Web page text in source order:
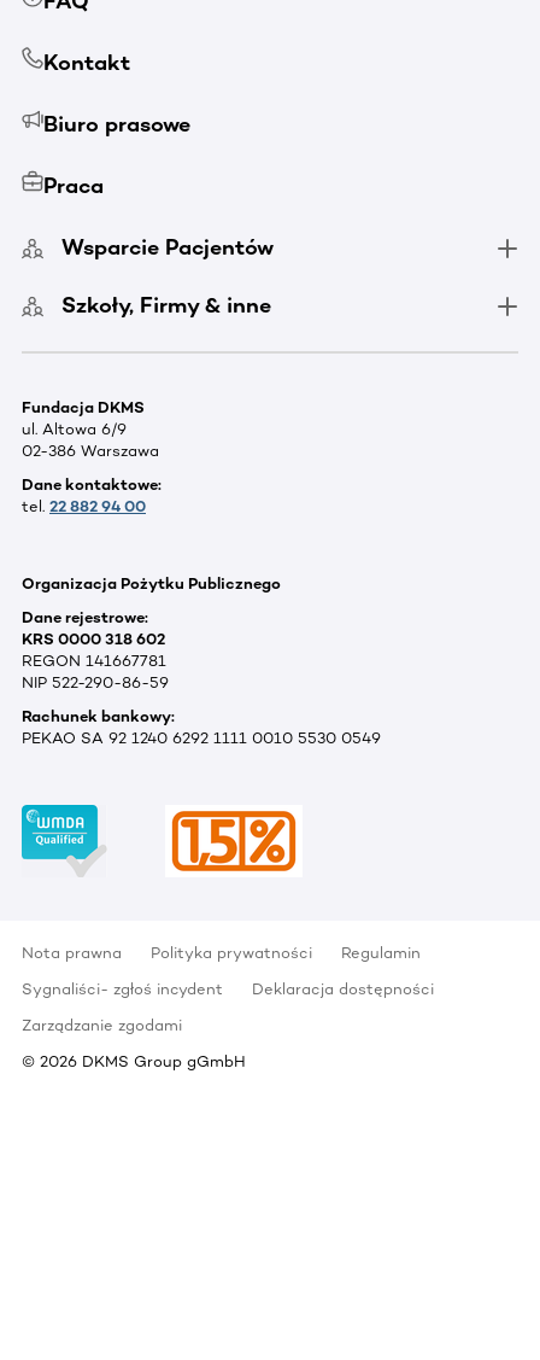
Kontakt
Biuro prasowe
Praca
Wsparcie Pacjentów
Szkoły, Firmy & inne
Fundacja DKMS
ul. Altowa 6/9
02-386 Warszawa
Dane kontaktowe:
tel. 22 882 94 00
Organizacja Pożytku Publicznego
Dane rejestrowe:
KRS 0000 318 602
REGON 141667781
NIP 522-290-86-59
Rachunek bankowy:
PEKAO SA 92 1240 6292 1111 0010 5530 0549
Nota prawna Polityka prywatności
Regulamin
Sygnaliści- zgłoś incydent
Deklaracja dostępności
Zarządzanie zgodami
© 2026 DKMS Group gGmbH